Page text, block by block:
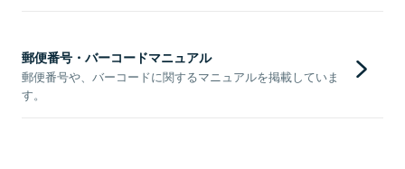
郵便番号・バーコードマニュアル
郵便番号や、バーコードに関するマニュアルを掲載していま
す。